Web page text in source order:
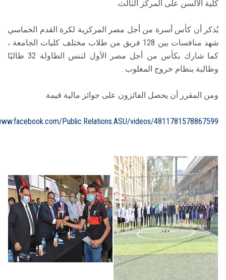
كلية الألسن على المركز الثالث.
يُذكر أن كأس أسرة من أجل مصر المركزية لكرة القدم الخماسي
شهد منافسات بين 128 فريق من طلاب مختلف كليات الجامعة ،
كما شارك بكأس من أجل مصر الأول لتنس الطاولة 32 طالبًا
وطالبة بنظام خروج المغلوب .
ومن المقرر أن يحصل الفائزون على جوائز مالية قيمة.
Public.Relations.ASU/videos/4811781578867599